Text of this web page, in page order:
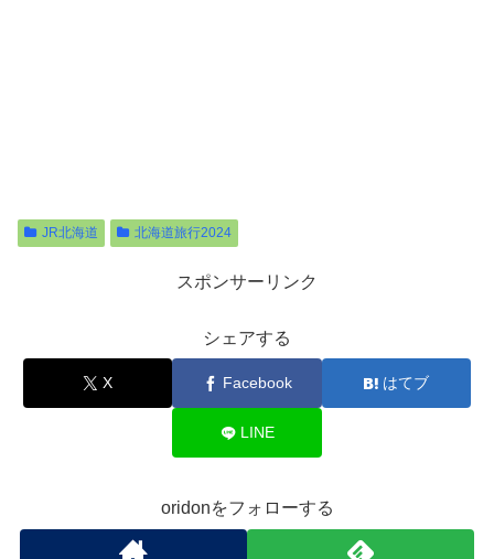
JR北海道 北海道旅行2024
スポンサーリンク
シェアする
X Facebook はてブ
LINE
oridonをフォローする